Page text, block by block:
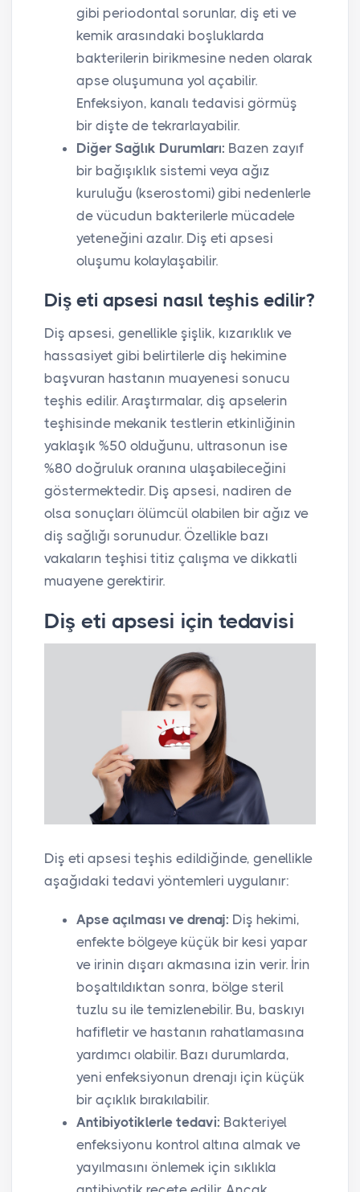
gibi periodontal sorunlar, diş eti ve
kemik arasındaki boşluklarda
bakterilerin birikmesine neden olarak
apse oluşumuna yol açabilir.
Enfeksiyon, kanalı tedavisi görmüş
bir dişte de tekrarlayabilir.
Diğer Sağlık Durumları: Bazen zayıf
bir bağışıklık sistemi veya ağız
kuruluğu (kserostomi) gibi nedenlerle
de vücudun bakterilerle mücadele
yeteneğini azalır. Diş eti apsesi
oluşumu kolaylaşabilir.
Diş eti apsesi nasıl teşhis edilir?
Diş apsesi, genellikle şişlik, kızarıklık ve
hassasiyet gibi belirtilerle diş hekimine
başvuran hastanın muayenesi sonucu
teşhis edilir. Araştırmalar, diş apselerin
teşhisinde mekanik testlerin etkinliğinin
yaklaşık %50 olduğunu, ultrasonun ise
%80 doğruluk oranına ulaşabileceğini
göstermektedir. Diş apsesi, nadiren de
olsa sonuçları ölümcül olabilen bir ağız ve
diş sağlığı sorunudur. Özellikle bazı
vakaların teşhisi titiz çalışma ve dikkatli
muayene gerektirir.
Diş eti apsesi için tedavisi
Diş eti apsesi teşhis edildiğinde, genellikle
aşağıdaki tedavi yöntemleri uygulanır:
Apse açılması ve drenaj: Diş hekimi,
enfekte bölgeye küçük bir kesi yapar
ve irinin dışarı akmasına izin verir. İrin
boşaltıldıktan sonra, bölge steril
tuzlu su ile temizlenebilir. Bu, baskıyı
hafifletir ve hastanın rahatlamasına
yardımcı olabilir. Bazı durumlarda,
yeni enfeksiyonun drenajı için küçük
bir açıklık bırakılabilir.
Antibiyotiklerle tedavi: Bakteriyel
enfeksiyonu kontrol altına almak ve
yayılmasını önlemek için sıklıkla